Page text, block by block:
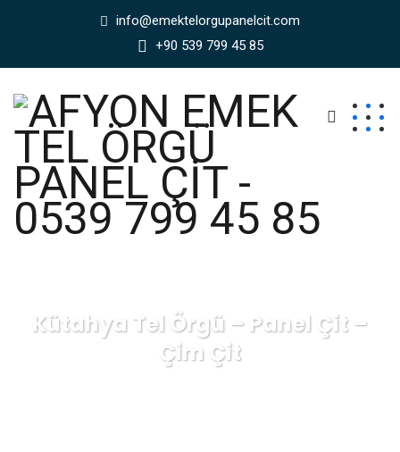
info@emektelorgupanelcit.com
+90 539 799 45 85
Kütahya Tel Örgü – Panel Çit –
Çim Çit